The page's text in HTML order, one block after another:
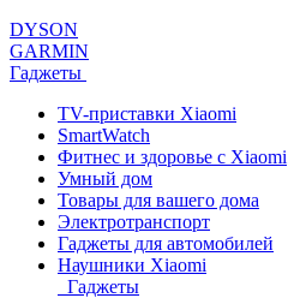
DYSON
GARMIN
Гаджеты
TV-приставки Xiaomi
SmartWatch
Фитнес и здоровье с Xiaomi
Умный дом
Товары для вашего дома
Электротранспорт
Гаджеты для автомобилей
Наушники Xiaomi
Гаджеты